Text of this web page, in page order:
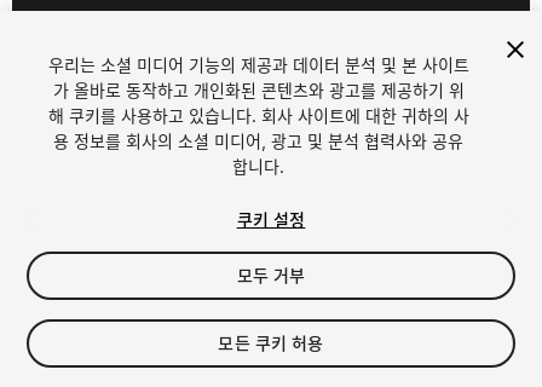
FREE
18viewsin the past week
우리는 소셜 미디어 기능의 제공과 데이터 분석 및 본 사이트
가 올바로 동작하고 개인화된 콘텐츠와 광고를 제공하기 위
해 쿠키를 사용하고 있습니다. 회사 사이트에 대한 귀하의 사
용 정보를 회사의 소셜 미디어, 광고 및 분석 협력사와 공유
합니다.
쿠키 설정
모두 거부
모든 쿠키 허용